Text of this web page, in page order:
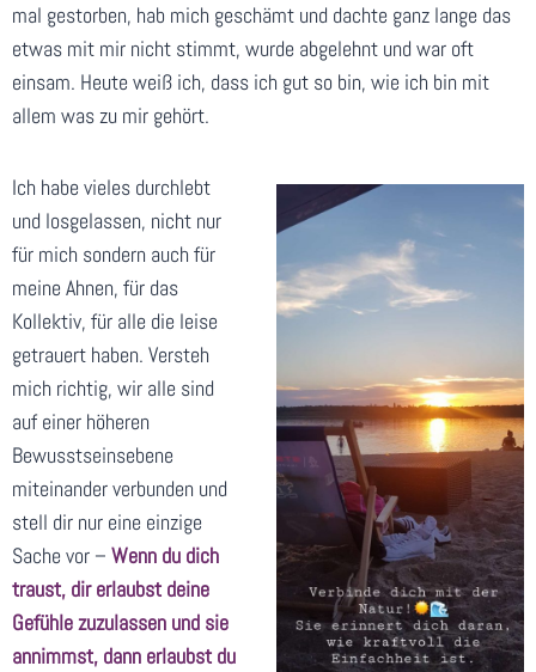
mal gestorben, hab mich geschämt und dachte ganz lange das
etwas mit mir nicht stimmt, wurde abgelehnt und war oft
einsam. Heute weiß ich, dass ich gut so bin, wie ich bin mit
allem was zu mir gehört.
Ich habe vieles durchlebt
und losgelassen, nicht nur
für mich sondern auch für
meine Ahnen, für das
Kollektiv, für alle die leise
getrauert haben. Versteh
mich richtig, wir alle sind
auf einer höheren
Bewusstseinsebene
miteinander verbunden und
stell dir nur eine einzige
Sache vor – Wenn du dich
traust, dir erlaubst deine
Gefühle zuzulassen und sie
annimmst, dann erlaubst du